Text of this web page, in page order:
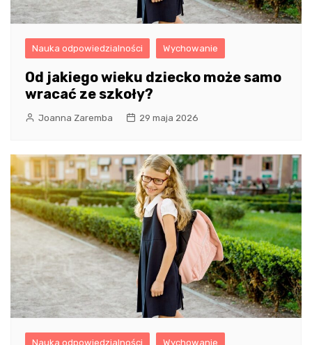
Nauka odpowiedzialności Wychowanie
Od jakiego wieku dziecko może samo
wracać ze szkoły?
Joanna Zaremba 29 maja 2026
Nauka odpowiedzialności Wychowanie